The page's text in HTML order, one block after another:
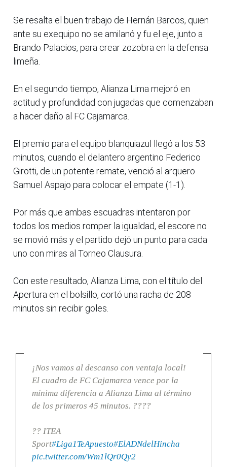
Se resalta el buen trabajo de Hernán Barcos, quien
ante su exequipo no se amilanó y fu el eje, junto a
Brando Palacios, para crear zozobra en la defensa
limeña.
En el segundo tiempo, Alianza Lima mejoró en
actitud y profundidad con jugadas que comenzaban
a hacer daño al FC Cajamarca.
El premio para el equipo blanquiazul llegó a los 53
minutos, cuando el delantero argentino Federico
Girotti, de un potente remate, venció al arquero
Samuel Aspajo para colocar el empate (1-1).
Por más que ambas escuadras intentaron por
todos los medios romper la igualdad, el escore no
se movió más y el partido dejó un punto para cada
uno con miras al Torneo Clausura.
Con este resultado, Alianza Lima, con el título del
Apertura en el bolsillo, cortó una racha de 208
minutos sin recibir goles.
¡Nos vamos al descanso con ventaja local!
El cuadro de FC Cajamarca vence por la
mínima diferencia a Alianza Lima al término
de los primeros 45 minutos. ????
?? ITEA
Sport#Liga1TeApuesto#ElADNdelHincha
pic.twitter.com/Wm1lQr0Qy2